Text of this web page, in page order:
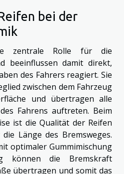
bei der
zentrale Rolle für die
beeinflussen damit direkt,
des Fahrers reagiert. Sie
zwischen dem Fahrzeug
und übertragen alle
Fahrens auftreten. Beim
ist die Qualität der Reifen
Länge des Bremsweges.
optimaler Gummimischung
können die Bremskraft
übertragen und somit das